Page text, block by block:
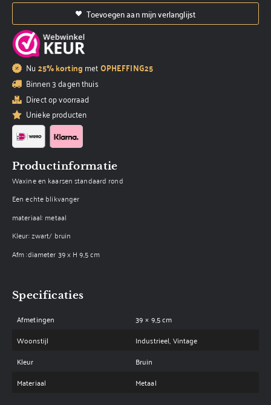
Toevoegen aan mijn verlanglijst
Nu 25% korting metOPHEFFING25
Binnen 3 dagen thuis
Direct op voorraad
Unieke producten
Productinformatie
Waxine en kaarsen standaard rond
Een echte blikvanger
materiaal: metaal
Kleur: zwart/ bruin
Afm :diameter 39 x H 9,5 cm
Specificaties
Afmetingen
39 × 9,5 cm
Woonstijl
Industrieel, Vintage
Kleur
Bruin
Materiaal
Metaal